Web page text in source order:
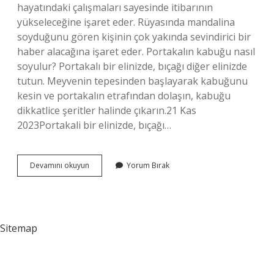
hayatındaki çalışmaları sayesinde itibarının
yükseleceğine işaret eder. Rüyasında mandalina
soyduğunu gören kişinin çok yakında sevindirici bir
haber alacağına işaret eder. Portakalın kabuğu nasıl
soyulur? Portakalı bir elinizde, bıçağı diğer elinizde
tutun. Meyvenin tepesinden başlayarak kabuğunu
kesin ve portakalın etrafından dolaşın, kabuğu
dikkatlice şeritler halinde çıkarın.21 Kas
2023Portakali bir elinizde, bıçağı…
Devamını okuyun Portakalı
Soymak
Yorum Bırak
Sitemap